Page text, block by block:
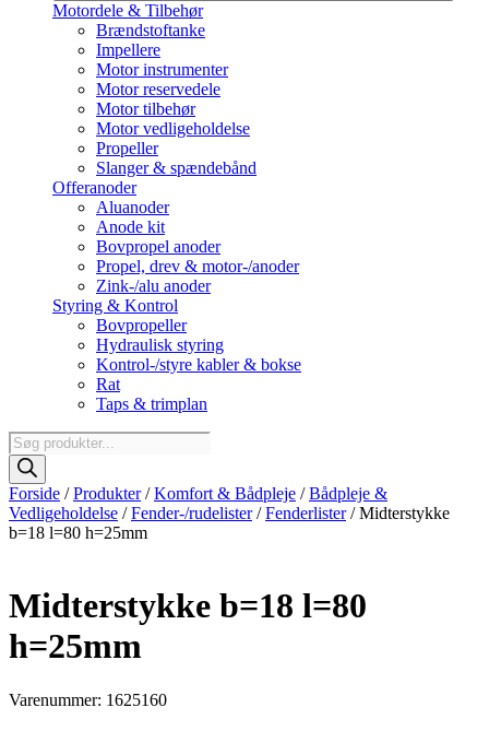
Motordele & Tilbehør
Brændstoftanke
Impellere
Motor instrumenter
Motor reservedele
Motor tilbehør
Motor vedligeholdelse
Propeller
Slanger & spændebånd
Offeranoder
Aluanoder
Anode kit
Bovpropel anoder
Propel, drev & motor-/anoder
Zink-/alu anoder
Styring & Kontrol
Bovpropeller
Hydraulisk styring
Kontrol-/styre kabler & bokse
Rat
Taps & trimplan
Products
search
Forside /Produkter/Komfort & Bådpleje /Bådpleje &
Vedligeholdelse /Fender-/rudelister/Fenderlister/ Midterstykke
b=18 l=80 h=25mm
Midterstykke b=18 l=80
h=25mm
Varenummer: 1625160